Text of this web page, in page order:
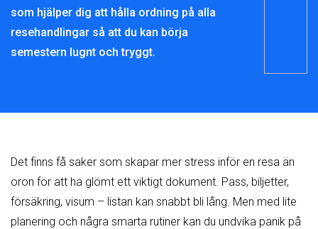
som hjälper dig att hålla ordning på alla
resehandlingar så att du kan börja
semestern lugnt och tryggt.
Det finns få saker som skapar mer stress inför en resa än
oron för att ha glömt ett viktigt dokument. Pass, biljetter,
försäkring, visum – listan kan snabbt bli lång. Men med lite
planering och några smarta rutiner kan du undvika panik på